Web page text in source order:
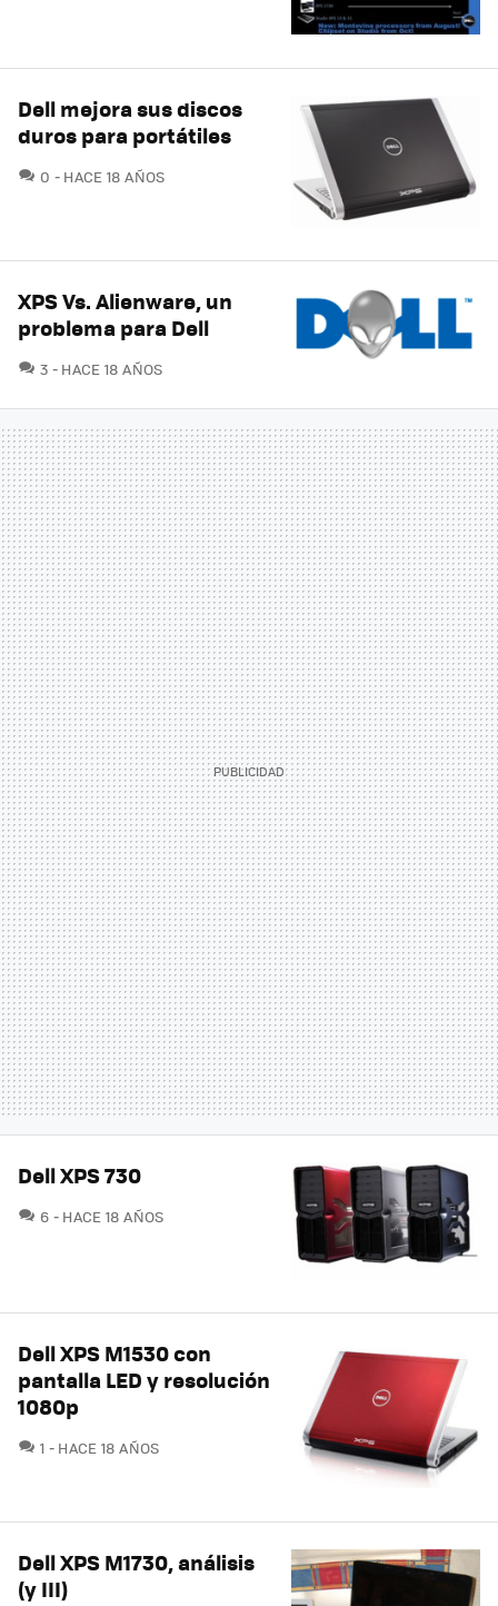
Dell mejora sus discos
duros para portátiles
0 COMENTARIOS
HACE 18 AÑOS
XPS Vs. Alienware, un
problema para Dell
3 COMENTARIOS
HACE 18 AÑOS
Dell XPS 730
6 COMENTARIOS
HACE 18 AÑOS
Dell XPS M1530 con
pantalla LED y resolución
1080p
1 COMENTARIOS
HACE 18 AÑOS
Dell XPS M1730, análisis
(y III)